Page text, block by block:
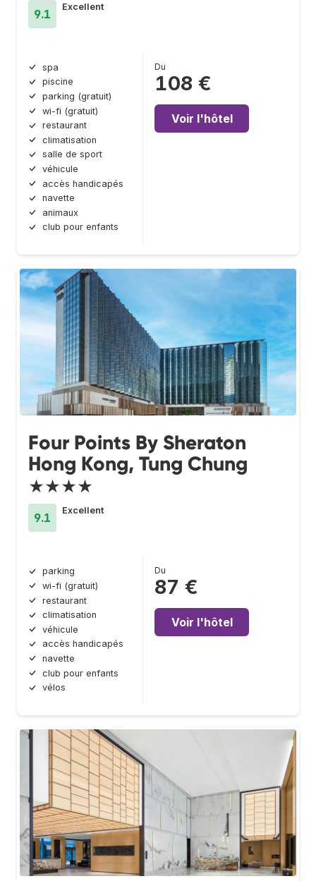
9.1
Excellent
spa
piscine
parking (gratuit)
wi-fi (gratuit)
restaurant
climatisation
salle de sport
véhicule
accès handicapés
navette
animaux
club pour enfants
Du
108 €
Voir l'hôtel
Four Points By Sheraton
Hong Kong, Tung Chung
★★★★
9.1
Excellent
parking
wi-fi (gratuit)
restaurant
climatisation
véhicule
accès handicapés
navette
club pour enfants
vélos
Du
87 €
Voir l'hôtel